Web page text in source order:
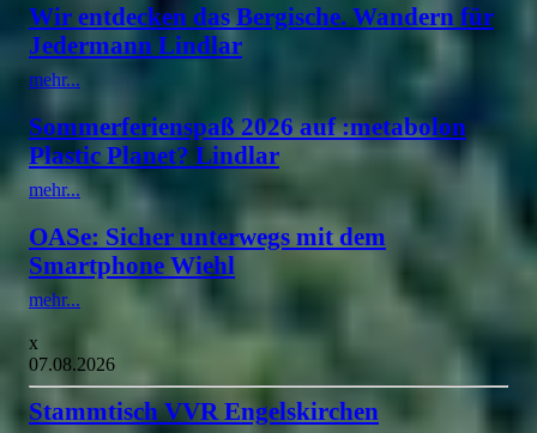
Wir entdecken das Bergische. Wandern für
Jedermann Lindlar
mehr...
Sommerferienspaß 2026 auf :metabolon
Plastic Planet? Lindlar
mehr...
OASe: Sicher unterwegs mit dem
Smartphone Wiehl
mehr...
x
07.08.2026
Stammtisch VVR Engelskirchen